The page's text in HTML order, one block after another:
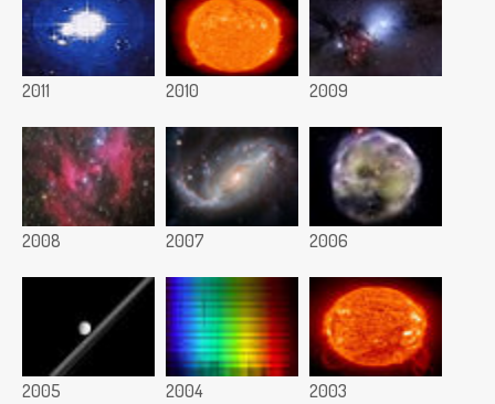
2011 2010 2009
2008 2007 2006
2005 2004 2003